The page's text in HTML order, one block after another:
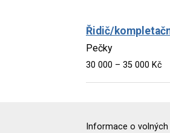
Řidič/
Pečky
30 000 – 35 000 Kč
Informace o